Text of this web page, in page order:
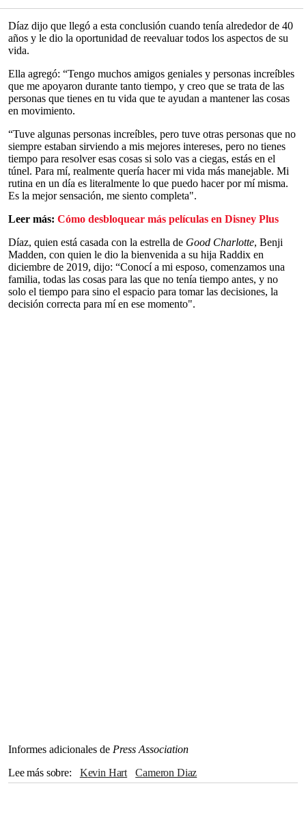
Díaz dijo que llegó a esta conclusión cuando tenía alrededor de 40
años y le dio la oportunidad de reevaluar todos los aspectos de su
vida.
Ella agregó: “Tengo muchos amigos geniales y personas increíbles
que me apoyaron durante tanto tiempo, y creo que se trata de las
personas que tienes en tu vida que te ayudan a mantener las cosas
en movimiento.
“Tuve algunas personas increíbles, pero tuve otras personas que no
siempre estaban sirviendo a mis mejores intereses, pero no tienes
tiempo para resolver esas cosas si solo vas a ciegas, estás en el
túnel. Para mí, realmente quería hacer mi vida más manejable. Mi
rutina en un día es literalmente lo que puedo hacer por mí misma.
Es la mejor sensación, me siento completa".
Leer más: Cómo desbloquear más películas en Disney Plus
Díaz, quien está casada con la estrella de Good Charlotte, Benji
Madden, con quien le dio la bienvenida a su hija Raddix en
diciembre de 2019, dijo: “Conocí a mi esposo, comenzamos una
familia, todas las cosas para las que no tenía tiempo antes, y no
solo el tiempo para sino el espacio para tomar las decisiones, la
decisión correcta para mí en ese momento".
Informes adicionales de Press Association
Lee más sobre
Kevin Hart Cameron Diaz